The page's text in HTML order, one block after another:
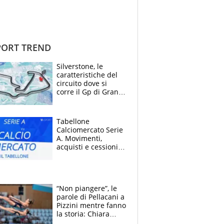
TREND
Silverstone, le
caratteristiche del
circuito dove si
corre il Gp di Gran
Tabellone
Calciomercato Serie
A. Movimenti,
acquisti e cessioni:
“Non piangere”, le
parole di Pellacani a
Pizzini mentre fanno
la storia: Chiara